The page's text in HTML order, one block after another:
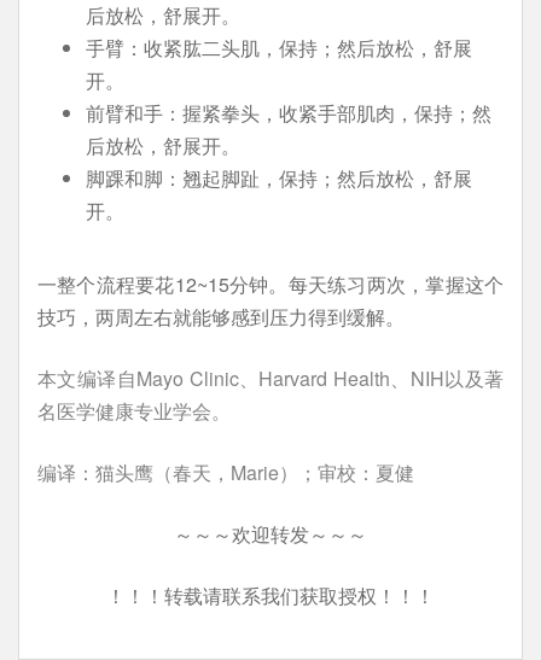
后放松，舒展开。
手臂：收紧肱二头肌，保持；然后放松，舒展
开。
前臂和手：握紧拳头，收紧手部肌肉，保持；然
后放松，舒展开。
脚踝和脚：翘起脚趾，保持；然后放松，舒展
开。
一整个流程要花12~15分钟。每天练习两次，掌握这个
技巧，两周左右就能够感到压力得到缓解。
本文编译自Mayo Clinic、Harvard Health、NIH以及著
名医学健康专业学会。
编译：猫头鹰（春天，Marie）；审校：夏健
～～～欢迎转发～～～
！！！转载请联系我们获取授权！！！